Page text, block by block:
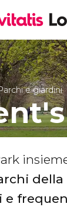
e giardini
e